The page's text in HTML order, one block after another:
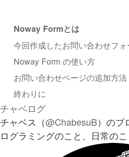
Noway Formとは
今回作成したお問い合わせフォ
Noway Form の使い方
お問い合わせページの追加方法
終わりに
チャベログ
チャベス（@ChabesuB）のブ
ログラミングのこと、日常のこ